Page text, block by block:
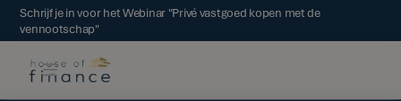
Schrijf je in voor het Webinar "Privé vastgoed kopen met de
vennootschap"